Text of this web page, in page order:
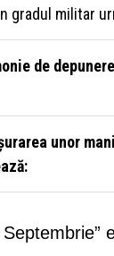
gradul militar
de
unor